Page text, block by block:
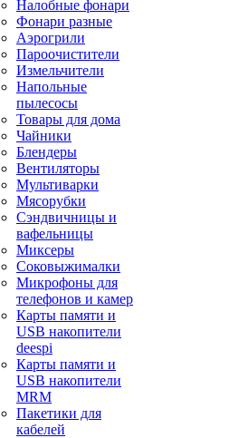
Налобные фонари
Фонари разные
Аэрогрили
Пароочистители
Измельчители
Напольные
пылесосы
Товары для дома
Чайники
Блендеры
Вентиляторы
Мультиварки
Мясорубки
Сэндвичницы и
вафельницы
Миксеры
Соковыжималки
Микрофоны для
телефонов и камер
Карты памяти и
USB накопители
deespi
Карты памяти и
USB накопители
MRM
Пакетики для
кабелей